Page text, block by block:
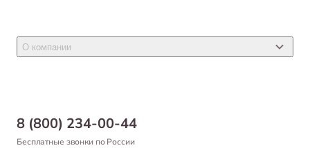
8 (800) 234-00-44
Бесплатные звонки по России
Товары для птиц
Новости
Самовывоз
Оформление заказа
О компании
Благотворительный фонд